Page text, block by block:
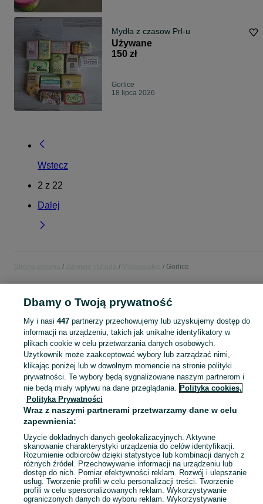
Mydła z czasow Prl-u
Używane
150 zł
Gorlice
18 lipca 2026
Wstecz
2 z 22
Dalej
Gorlice
ZDROWIE I URODA
KATEGORIA
Sprzedaż produktów zdrowia i urody Gorlice ▶️ Kosmetyki, perfumy, sprzęt medyczny ✅ Nowe i używane w najlepszych cenach ☝ Znajdź ogłoszenia na OLX.pl! Zobacz
Mapa kategorii
Mapa miejscowości
Mapa ministron
Popularne wyszukiwania
Dbamy o Twoją prywatność
My i nasi 447partnerzy przechowujemy lub uzyskujemy dostęp do
informacji na urządzeniu, takich jak unikalne identyfikatory w
plikach cookie w celu przetwarzania danych osobowych.
Użytkownik może zaakceptować wybory lub zarządzać nimi,
klikając poniżej lub w dowolnym momencie na stronie polityki
prywatności. Te wybory będą sygnalizowane naszym partnerom i
nie będą miały wpływu na dane przeglądania. Polityka cookies,
Polityka Prywatności
Wraz z naszymi partnerami przetwarzamy dane w celu
zapewnienia:
Użycie dokładnych danych geolokalizacyjnych. Aktywne
skanowanie charakterystyki urządzenia do celów identyfikacji.
Rozumienie odbiorców dzięki statystyce lub kombinacji danych z
różnych źródeł. Przechowywanie informacji na urządzeniu lub
dostęp do nich. Pomiar efektywności reklam. Rozwój i ulepszanie
usług. Tworzenie profili w celu personalizacji treści. Tworzenie
profili w celu spersonalizowanych reklam. Wykorzystywanie
ograniczonych danych do wyboru reklam. Wykorzystywanie